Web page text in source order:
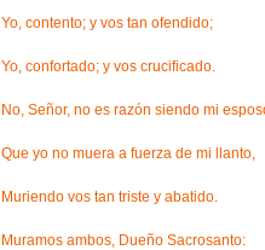
Yo, contento; y vos tan ofendido;
Yo, confortado; y vos crucificado.
No, Señor, no es razón siendo mi
Que yo no muera a fuerza de mi llanto,
Muriendo vos tan triste y abatido.
Muramos ambos, Dueño Sacrosanto: